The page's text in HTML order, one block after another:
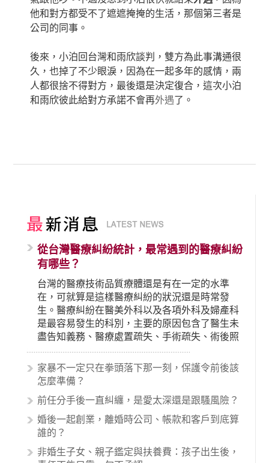
他和對方都受不了遮遮掩掩的生活，那個第三者是
公司的同事。
後來，小泊回台灣和雨欣談判，雙方為此事溝通很
久，也掉了不少眼淚，因為在一起多年的感情，兩
人都很捨不得對方，最後還是決定復合，這次小泊
和雨欣彼此給對方承諾不會再外遇了。
從台灣醫療糾紛統計，最常遇到的醫療糾紛
有哪些？
台灣的醫療技術品質療體還是有在一定的水準
在，可就算是這樣醫療糾紛的狀況還是時常發
生。醫療糾紛在醫美外科以及各項外科及婦產科
是最容易發生的科別，主要的原因包含了醫生未
盡告知義務、醫療處置疏失、手術疏失、術後照
顧失當、醫療費用的收取。雖然醫學進步，但醫
生與病患之間引起的糾紛還是經常發生。很多案
例中最後都走向訴訟流程，我們如果不幸遇到相
的內容其實非常多，有些案例…
家暴不一定只在拳頭落下那一刻，保護令前後該
怎麼準備？
前任分手後一直糾纏，是愛太深還是跟騷風險？
婚後一起創業，離婚時公司、帳款和客戶到底算
誰的？
非婚生子女、親子鑑定與扶養費：孩子出生後，